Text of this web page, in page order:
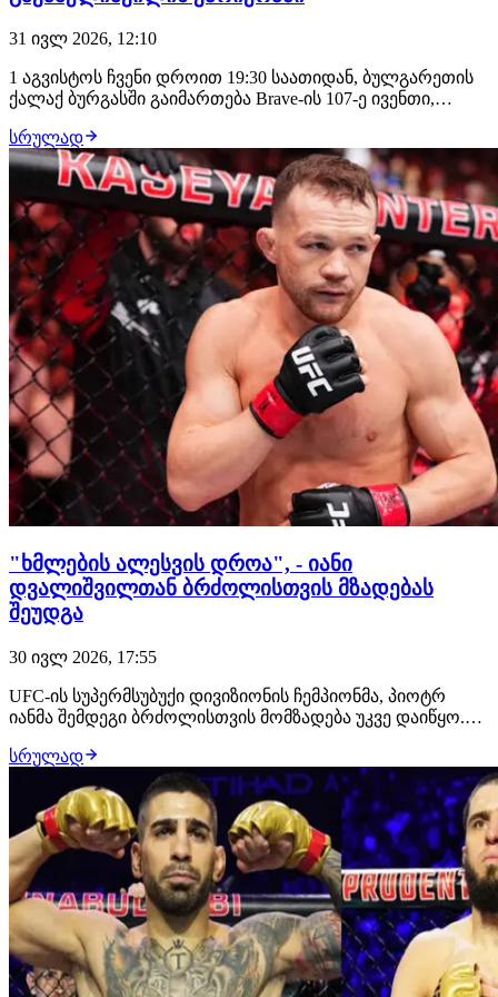
31 ივლ 2026, 12:10
1 აგვისტოს ჩვენი დროით 19:30 საათიდან, ბულგარეთის
ქალაქ ბურგასში გაიმართება Brave-ის 107-ე ივენთი,
მებრძოლი: საღამოს თანამთავარ ჩხუბში ბიძინა
გავაშელიშვილის მოწინააღმდეგე იქნება ლუთანდო
ბიკო, უფრო ადრე კი პრელიმზე, რიგით მე-3 ბრძოლაში
ბაჩუკ…
სრულად
"ხმლების ალესვის დროა", - იანი
დვალიშვილთან ბრძოლისთვის მზადებას
შეუდგა
30 ივლ 2026, 17:55
UFC-ის სუპერმსუბუქი დივიზიონის ჩემპიონმა, პიოტრ
იანმა შემდეგი ბრძოლისთვის მომზადება უკვე დაიწყო.
დროა", რომელშიც რუსი მებრძოლი სტრაიკინგში
ვარჯიშობს. გადაწყვეტილია, რომ მისი მოწინააღმდეგე
მერაბ დვალიშვილი იქნება. ბრძოლა შედგება 24 ო…
სრულად